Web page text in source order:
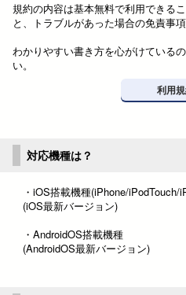
規約の内容は基本無料で利用できる
と、トラブルがあった場合の免責事
わかりやすい書き方を心がけている
い。
利用
対応機種は？
・iOS搭載機種(iPhone/iPodTouch/
(iOS最新バージョン)
・AndroidOS搭載機種
(AndroidOS最新バージョン)